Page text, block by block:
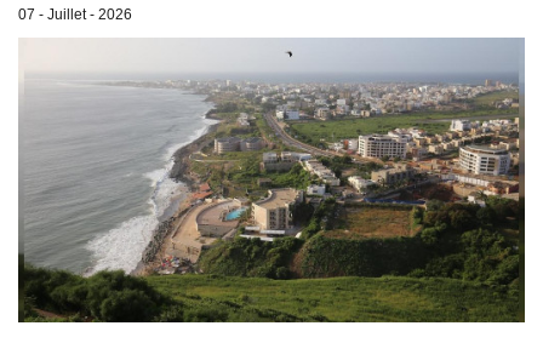
07 - Juillet - 2026